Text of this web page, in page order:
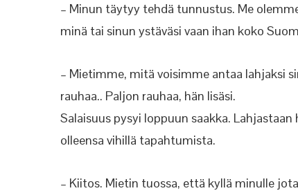
– Minun täytyy tehdä tunnustus. Me
minä tai sinun ystäväsi vaan ihan koko
– Mietimme, mitä voisimme antaa lahjaksi
rauhaa.. Paljon rauhaa, hän lisäsi.
Salaisuus pysyi loppuun saakka.
olleensa vihillä tapahtumista.
– Kiitos. Mietin tuossa, että kyllä minulle